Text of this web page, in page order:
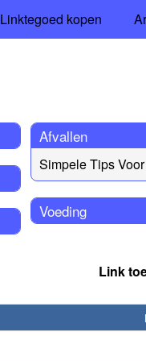
Linktegoed kopen
Afvallen
Simpele Tips
Voeding
Link